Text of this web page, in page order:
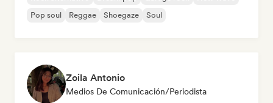
Pop soul
Reggae Shoegaze Soul
Zoila Antonio
Medios De Comunicación/Periodista